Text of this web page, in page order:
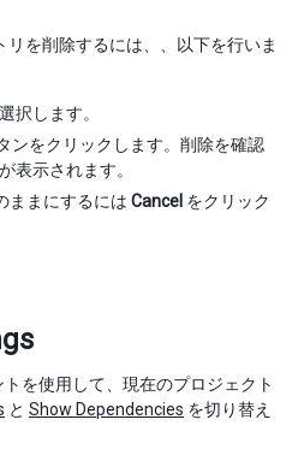
を削除するには、、以下を行いま
択します。
ンをクリックします。削除を確認
表示されます。
ままにするには Cancel をクリック
を使用して、現在のプロジェクト
と Show Dependencies を切り替え